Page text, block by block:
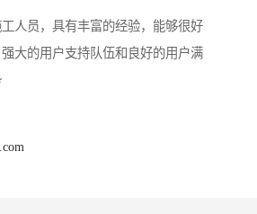
人员，具有丰富的经验，能够很好
大的用户支持队伍和良好的用户满